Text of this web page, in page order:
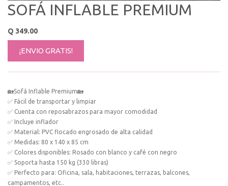
SOFÁ INFLABLE PREMIUM
Q 349.00
¡ENVIO GRATIS!
🏡Sofá Inflable Premium🏡
✅ Fácil de transportar y limpiar
✅ Cuenta con reposabrazos para mayor comodidad
✅ Incluye inflador
✅ Material: PVC flocado engrosado de alta calidad
✅ Medidas: 80 x 140 x 85 cm
✅ Colores disponibles: Rosado con blanco y café con negro
✅ Soporta hasta 150 kg (330 libras)
✅ Perfecto para: Oficina, sala, habitaciones, terrazas, balcones,
campamentos, etc..